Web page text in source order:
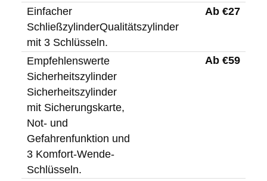
Einfacher
SchließzylinderQualitätszylinder
mit 3 Schlüsseln.
Ab €27
Empfehlenswerte
Sicherheitszylinder
Sicherheitszylinder
mit Sicherungskarte,
Not- und
Gefahrenfunktion und
3 Komfort-Wende-
Schlüsseln.
Ab €59